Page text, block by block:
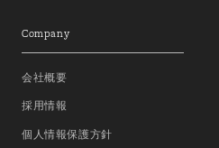
Company
会社概要
採用情報
個人情報保護方針